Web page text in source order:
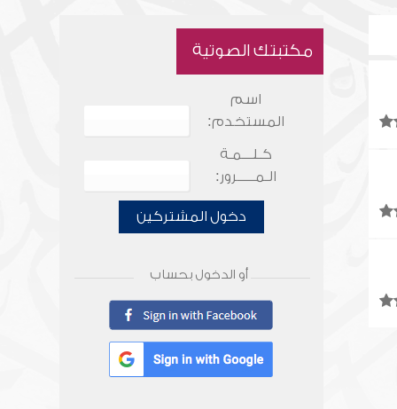
مكتبتك الصوتية
اسم
المستخدم:
كـلـــمـة
الـمـــــرور:
دخول المشتركين
أو الدخول بحساب